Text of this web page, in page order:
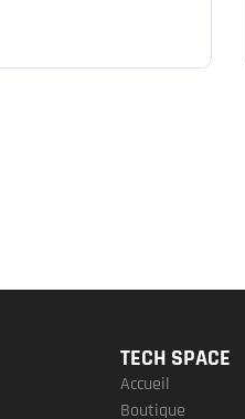
TECH SPACE
Accueil
Boutique